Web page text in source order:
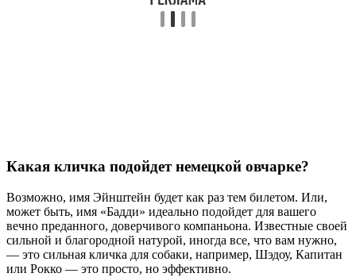
Какая кличка подойдет немецкой овчарке?
Возможно, имя Эйнштейн будет как раз тем билетом. Или,
может быть, имя «Бадди» идеально подойдет для вашего
вечно преданного, доверчивого компаньона. Известные своей
сильной и благородной натурой, иногда все, что вам нужно,
— это сильная кличка для собаки, например, Шэдоу, Капитан
или Рокко — это просто, но эффективно.